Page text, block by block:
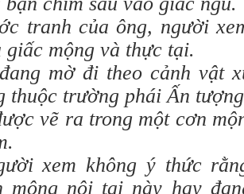
tranh của ông, người
mộng và thực tại.
mờ đi theo cảnh vật
thuộc trường phái Ấn
vẽ ra trong một cơn
xem không ý thức
mộng nội tại này hay